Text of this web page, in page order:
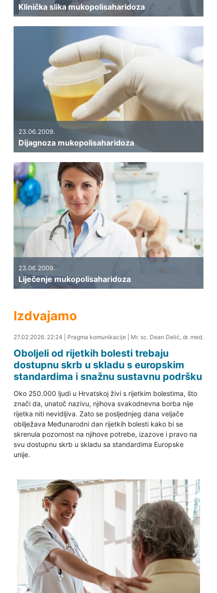
Klinička slika mukopolisaharidoza
23.06.2009.
Dijagnoza mukopolisaharidoza
23.06.2009.
Liječenje mukopolisaharidoza
Izdvajamo
28.02.2026. 00:40
27.02.2026. 22:24 Pragma komunikacije| Mr. sc. Dean Delić, dr. med.
Oboljeli od rijetkih bolesti trebaju
dostupnu skrb u skladu s europskim
standardima i snažnu sustavnu podršku
Oko 250.000 ljudi u Hrvatskoj živi s rijetkim bolestima, što
znači da, unatoč nazivu, njihova svakodnevna borba nije
rijetka niti nevidljiva. Zato se posljednjeg dana veljače
obilježava Međunarodni dan rijetkih bolesti kako bi se
skrenula pozornost na njihove potrebe, izazove i pravo na
svu dostupnu skrb u skladu sa standardima Europske
unije.